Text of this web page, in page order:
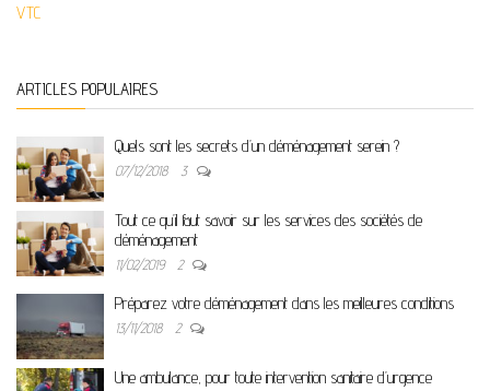
VTC
ARTICLES POPULAIRES
Quels sont les secrets d’un déménagement serein ?
07/12/2018 3
Tout ce qu’il faut savoir sur les services des sociétés de
déménagement
11/02/2019 2
Préparez votre déménagement dans les meilleures conditions
13/11/2018 2
Une ambulance, pour toute intervention sanitaire d’urgence